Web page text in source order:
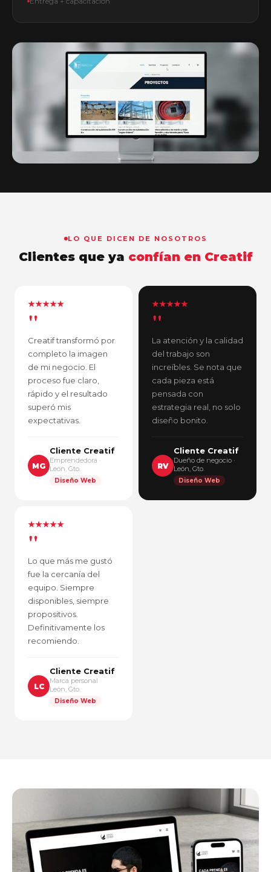
lanzamiento, estamos contigo.
LO QUE DICEN DE NOSOTROS
Clientes que ya confían en Creatif
"
Creatif transformó por
completo la imagen
de mi negocio. El
proceso fue claro,
rápido y el resultado
superó mis
expectativas.
MG
Cliente Creatif
Emprendedora ·
León, Gto.
Diseño Web
"
La atención y la calidad
del trabajo son
increíbles. Se nota que
cada pieza está
pensada con
estrategia real, no solo
diseño bonito.
RV
Cliente Creatif
Dueño de negocio ·
León, Gto.
Diseño Web
"
Lo que más me gustó
fue la cercanía del
equipo. Siempre
disponibles, siempre
propositivos.
Definitivamente los
recomiendo.
LC
Cliente Creatif
Marca personal ·
León, Gto.
Diseño Web